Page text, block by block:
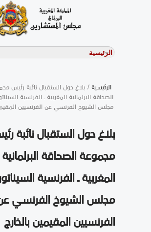
الرئيسية/ بلاغ حول الستقبال نائبة رئيس
الصداقة البرلمانية المغربية ـ الفرنسية
مجلس الشيوخ الفرنسـي عن الفرنسيين
بلاغ حول الستقبال نائبة
مجموعة الصداقة البرلمانية
المغربية ـ الفرنسية
مجلس الشيوخ الفرنسـي
الفرنسيين المقيمين بالخارج